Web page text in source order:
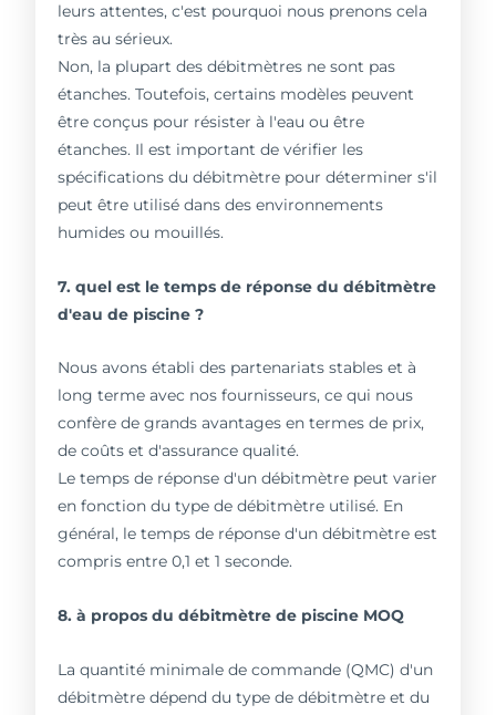
leurs attentes, c'est pourquoi nous prenons cela
très au sérieux.
Non, la plupart des débitmètres ne sont pas
étanches. Toutefois, certains modèles peuvent
être conçus pour résister à l'eau ou être
étanches. Il est important de vérifier les
spécifications du débitmètre pour déterminer s'il
peut être utilisé dans des environnements
humides ou mouillés.
7. quel est le temps de réponse du débitmètre
d'eau de piscine ?
Nous avons établi des partenariats stables et à
long terme avec nos fournisseurs, ce qui nous
confère de grands avantages en termes de prix,
de coûts et d'assurance qualité.
Le temps de réponse d'un débitmètre peut varier
en fonction du type de débitmètre utilisé. En
général, le temps de réponse d'un débitmètre est
compris entre 0,1 et 1 seconde.
8. à propos du débitmètre de piscine MOQ
La quantité minimale de commande (QMC) d'un
débitmètre dépend du type de débitmètre et du